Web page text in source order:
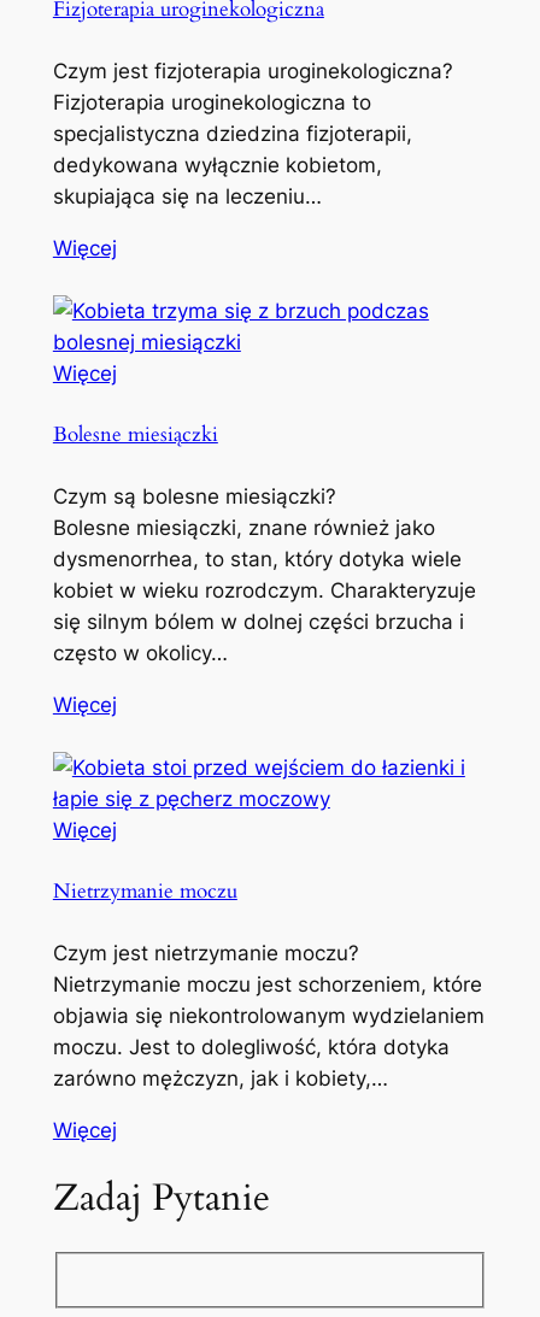
Fizjoterapia uroginekologiczna
Czym jest fizjoterapia uroginekologiczna?
Fizjoterapia uroginekologiczna to
specjalistyczna dziedzina fizjoterapii,
dedykowana wyłącznie kobietom,
skupiająca się na leczeniu…
Więcej
Więcej
Bolesne miesiączki
Czym są bolesne miesiączki?
Bolesne miesiączki, znane również jako
dysmenorrhea, to stan, który dotyka wiele
kobiet w wieku rozrodczym. Charakteryzuje
się silnym bólem w dolnej części brzucha i
często w okolicy…
Więcej
Więcej
Nietrzymanie moczu
Czym jest nietrzymanie moczu?
Nietrzymanie moczu jest schorzeniem, które
objawia się niekontrolowanym wydzielaniem
moczu. Jest to dolegliwość, która dotyka
zarówno mężczyzn, jak i kobiety,…
Więcej
Zadaj Pytanie